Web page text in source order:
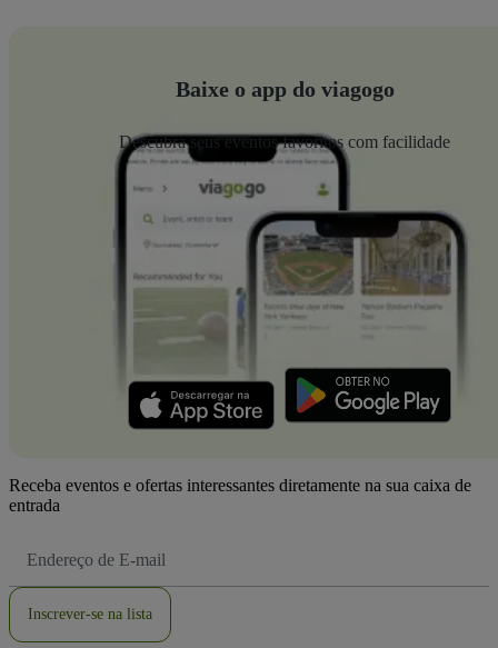
Baixe o app do viagogo
Descubra seus eventos favoritos com facilidade
Receba eventos e ofertas interessantes diretamente na sua caixa de
entrada
de
Inscrever-se na lista